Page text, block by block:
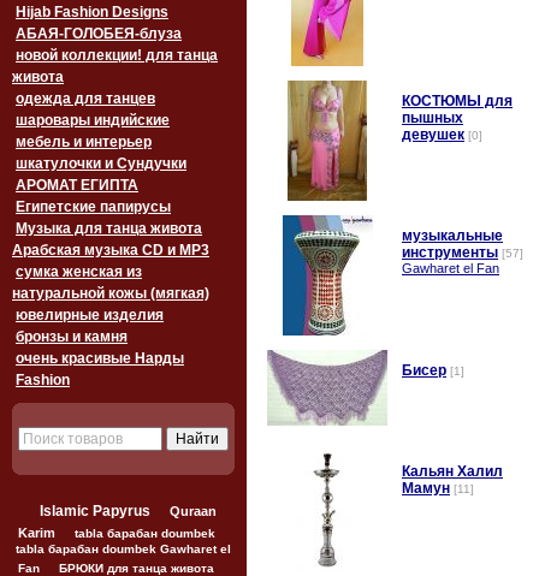
Hijab Fashion Designs
АБАЯ-ГОЛОБЕЯ-блуза
новой коллекции! для танца
живота
одежда для танцев
шаровары индийские
мебель и интерьер
шкатулочки и Сундучки
АРОМАТ ЕГИПТА
Египетские папирусы
Музыка для танца живота
Арабская музыка CD и MP3
сумка женская из
натуральной кожы (мягкая)
ювелирные изделия
бронзы и камня
очень красивые Нарды
Fashion
Islamic Papyrus
Quraan
Karim
tabla барабан doumbek
tabla барабан doumbek Gawharet el
Fan
БРЮКИ для танца живота
пышных
девушек [0]
музыкальные
инструменты [57]
Gawharet el Fan
Бисер [1]
Кальян Халил
Мамун [11]